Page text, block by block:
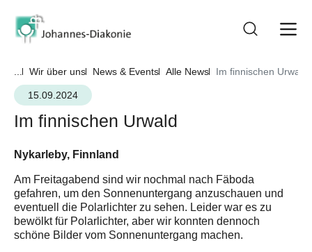
... Wir über uns News & Events Alle News
Im finnischen Urwald
15.09.2024
Im finnischen Urwald
Nykarleby, Finnland
Am Freitagabend sind wir nochmal nach Fäboda
gefahren, um den Sonnenuntergang anzuschauen und
eventuell die Polarlichter zu sehen. Leider war es zu
bewölkt für Polarlichter, aber wir konnten dennoch
schöne Bilder vom Sonnenuntergang machen.